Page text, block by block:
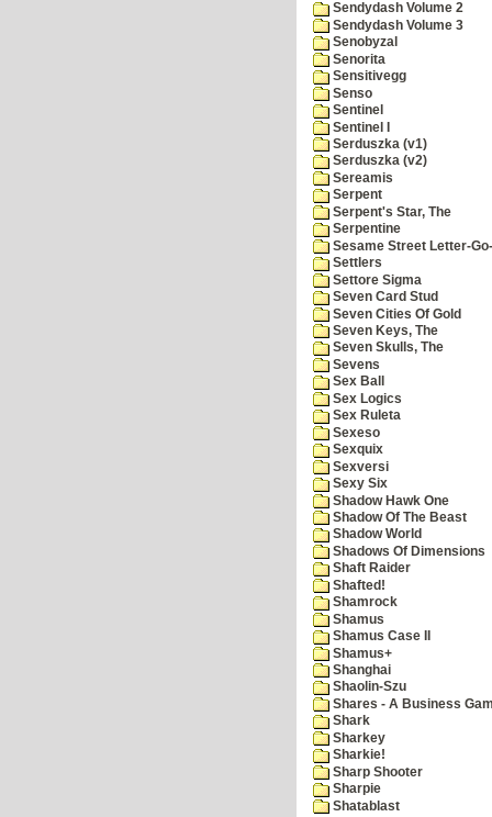
Sendydash Volume 2
Sendydash Volume 3
Senobyzal
Senorita
Sensitivegg
Senso
Sentinel
Sentinel I
Serduszka (v1)
Serduszka (v2)
Sereamis
Serpent
Serpent's Star, The
Serpentine
Sesame Street Letter-
Settlers
Settore Sigma
Seven Card Stud
Seven Cities Of Gold
Seven Keys, The
Seven Skulls, The
Sevens
Sex Ball
Sex Logics
Sex Ruleta
Sexeso
Sexquix
Sexversi
Sexy Six
Shadow Hawk One
Shadow Of The Beast
Shadow World
Shadows Of Dimensions
Shaft Raider
Shafted!
Shamrock
Shamus
Shamus Case II
Shamus+
Shanghai
Shaolin-Szu
Shares - A Business
Shark
Sharkey
Sharkie!
Sharp Shooter
Sharpie
Shatablast